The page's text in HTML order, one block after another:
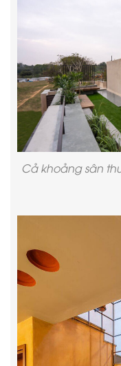
Cả khoảng sân